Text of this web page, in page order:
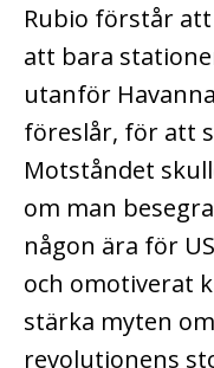
Rubio förstår
att bara
utanför
föreslår, för att
Motståndet
om man
någon ära för
och omotiverat
stärka myten
revolutionens